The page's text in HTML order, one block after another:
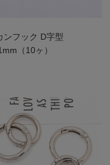
ンフック D字型
（10ヶ）